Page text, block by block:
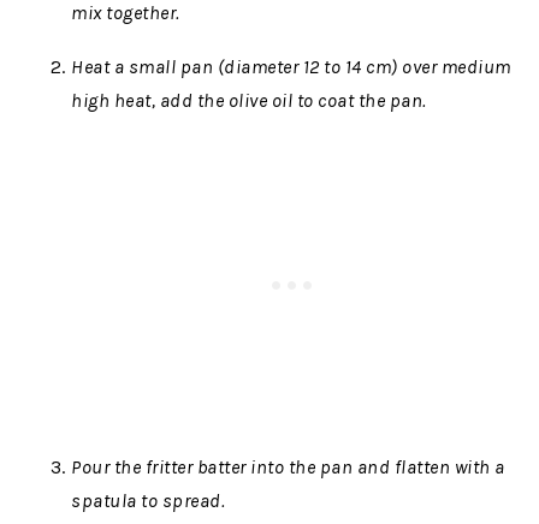
mix together.
Heat a small pan (diameter 12 to 14 cm) over medium
high heat, add the olive oil to coat the pan.
Pour the fritter batter into the pan and flatten with a
spatula to spread.